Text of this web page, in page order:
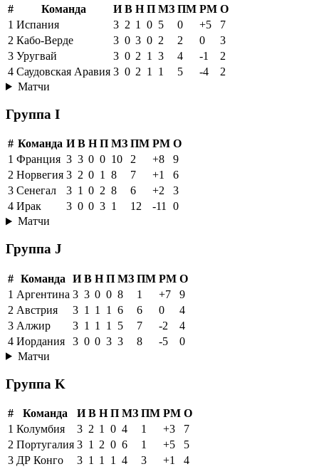
# Команда И В Н П МЗ ПМ РМ О
1 Испания 3 2 1 0 5 0 +5
7
2 Кабо-Верде 3 0 3 0 2 2 0
3
3 Уругвай 3 0 2 1 3 4 -1
2
4 Саудовская Аравия 3 0 2 1 1 5 -4
2
Матчи
Группа I
# Команда И В Н П МЗ ПМ РМ О
1 Франция 3 3 0 0 10 2 +8
9
2 Норвегия 3 2 0 1 8 7 +1
6
3 Сенегал 3 1 0 2 8 6 +2
3
4 Ирак 3 0 0 3 1 12 -11 0
Матчи
Группа J
# Команда И В Н П МЗ ПМ РМ О
1 Аргентина 3 3 0 0 8 1 +7
9
2 Австрия 3 1 1 1 6 6 0
4
3 Алжир 3 1 1 1 5 7 -2
4
4 Иордания 3 0 0 3 3 8 -5
0
Матчи
Группа K
# Команда И В Н П МЗ ПМ РМ О
1 Колумбия 3 2 1 0 4 1 +3
7
2 Португалия 3 1 2 0 6 1 +5
5
3 ДР Конго 3 1 1 1 4 3 +1
4